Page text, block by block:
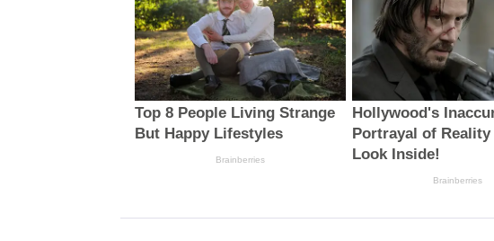
Top 8 People Living Strange
But Happy Lifestyles
Brainberries
Hollywood's
Portrayal of Reality
Look Inside!
Brainberries